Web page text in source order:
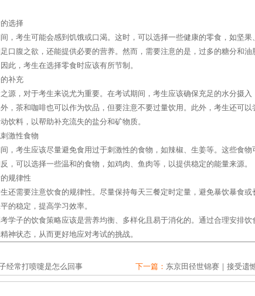
选择
，考生可能会感到饥饿或口渴。这时，可以选择一些健康的零食，如坚果
口腹之欲，还能提供必要的营养。然而，需要注意的是，过多的糖分和
此，考生在选择零食时应该有所节制。
补充
源，对于考生来说尤为重要。在考试期间，考生应该确保充足的水分摄
，茶和咖啡也可以作为饮品，但要注意不要过量饮用。此外，考生还可
饮料，以帮助补充流失的盐分和矿物质。
激性食物
，考生应该尽量避免食用过于刺激性的食物，如辣椒、生姜等。这些食
，可以选择一些温和的食物，如鸡肉、鱼肉等，以提供稳定的能量来源。
规律性
还需要注意饮食的规律性。尽量保持每天三餐定时定量，避免暴饮暴食或
的稳定，提高学习效率。
学子的饮食策略应该是营养均衡、多样化且易于消化的。通过合理安排
神状态，从而更好地应对考试的挑战。
经常打喷嚏是怎么回事 下一篇： 东京田径世锦赛｜接受遗